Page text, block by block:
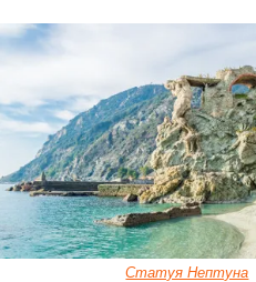
Статуя Нептуна